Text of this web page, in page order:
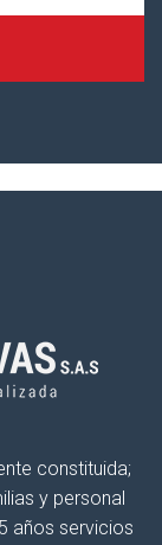
constituida;
y personal
años servicios